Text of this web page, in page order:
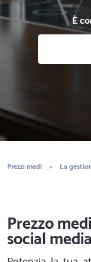
È
Prezzi medi > La
Prezzo
social